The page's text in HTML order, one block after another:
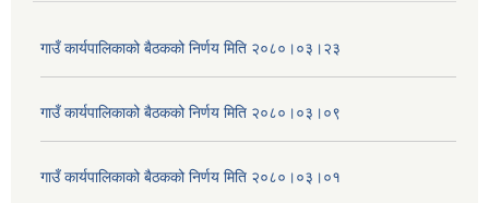
गाउँ कार्यपालिकाको बैठकको निर्णय मिति २०८०।०३।२३
गाउँ कार्यपालिकाको बैठकको निर्णय मिति २०८०।०३।०९
गाउँ कार्यपालिकाको बैठकको निर्णय मिति २०८०।०३।०१